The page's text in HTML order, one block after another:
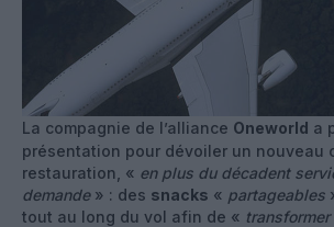
La compagnie de l’alliance Oneworld a
présentation pour dévoiler un nouveau
restauration, « en plus du décadent
demande» : des snacks « partageables
tout au long du vol afin de «